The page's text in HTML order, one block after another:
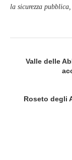
la sicurezza
Valle delle
Roseto degli